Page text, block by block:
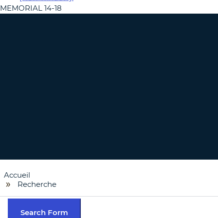
MEMORIAL 14-18
Accueil
Recherche
Search Form